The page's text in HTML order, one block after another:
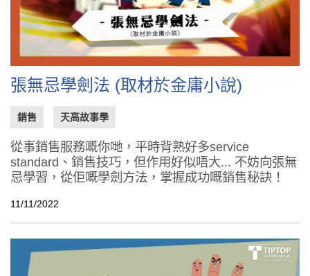
張無忌學劍法 (取材於金庸小說)
銷售 天高故事學
從事銷售服務嘅你哋，平時背熟好多service
standard、銷售技巧，但作用好似唔大... 不妨向張無
忌學習，從佢嘅學劍方法，掌握成功嘅銷售秘訣！
11/11/2022